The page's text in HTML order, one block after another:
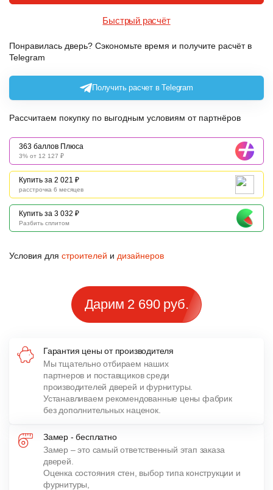
Быстрый расчёт
Понравилась дверь? Сэкономьте время и получите расчёт в
Telegram
Получить расчет в Telegram
Рассчитаем покупку по выгодным условиям от партнёров
363 баллов Плюса
3% от 12 127 ₽
Купить за 2 021 ₽
расстрочка 6 месяцев
Купить за 3 032 ₽
Разбить сплитом
Условия для строителей и дизайнеров
Дарим 2 690 руб.
Гарантия цены от производителя
Мы тщательно отбираем наших
партнеров и поставщиков среди
производителей дверей и фурнитуры.
Устанавливаем рекомендованные цены фабрик
без дополнительных наценок.
Замер - бесплатно
Замер – это самый ответственный этап заказа
дверей.
Оценка состояния стен, выбор типа конструкции и
фурнитуры,